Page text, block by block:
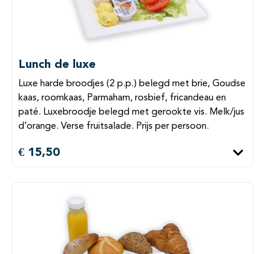
Lunch de luxe
Luxe harde broodjes (2 p.p.) belegd met brie, Goudse
kaas, roomkaas, Parmaham, rosbief, fricandeau en
paté. Luxebroodje belegd met gerookte vis. Melk/jus
d’orange. Verse fruitsalade. Prijs per persoon.
€ 15,50